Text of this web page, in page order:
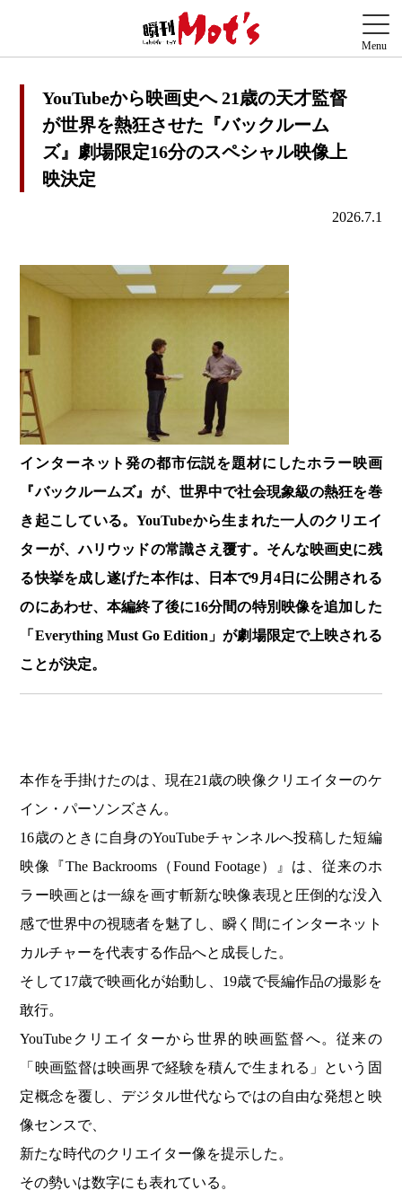
YouTubeから映画史へ 21歳の天才監督
が世界を熱狂させた『バックルーム
ズ』劇場限定16分のスペシャル映像上
映決定
2026.7.1
インターネット発の都市伝説を題材にしたホラー映画
『バックルームズ』が、世界中で社会現象級の熱狂を巻
き起こしている。YouTubeから生まれた一人のクリエイ
ターが、ハリウッドの常識さえ覆す。そんな映画史に残
る快挙を成し遂げた本作は、日本で9月4日に公開される
のにあわせ、本編終了後に16分間の特別映像を追加した
「Everything Must Go Edition」が劇場限定で上映される
ことが決定。
本作を手掛けたのは、現在21歳の映像クリエイターのケ
イン・パーソンズさん。
16歳のときに自身のYouTubeチャンネルへ投稿した短編
映像『The Backrooms（Found Footage）』は、従来のホ
ラー映画とは一線を画す斬新な映像表現と圧倒的な没入
感で世界中の視聴者を魅了し、瞬く間にインターネット
カルチャーを代表する作品へと成長した。
そして17歳で映画化が始動し、19歳で長編作品の撮影を
敢行。
YouTubeクリエイターから世界的映画監督へ。従来の
「映画監督は映画界で経験を積んで生まれる」という固
定概念を覆し、デジタル世代ならではの自由な発想と映
像センスで、
新たな時代のクリエイター像を提示した。
その勢いは数字にも表れている。